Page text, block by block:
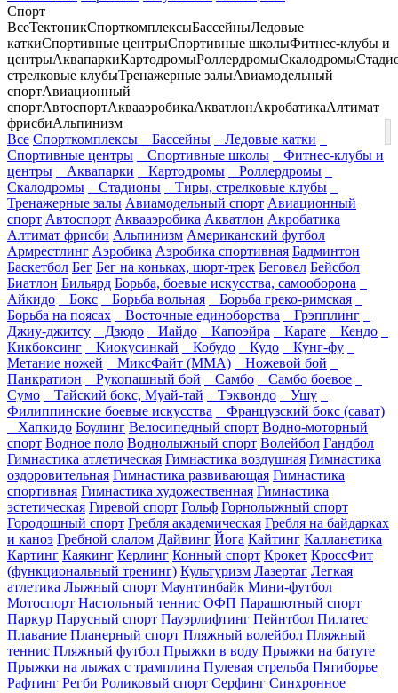
Спорт
ВсеТектоникСпорткомплексыБассейныЛедовые
каткиСпортивные центрыСпортивные школыФитнес-клубы и
центрыАквапаркиКартодромыРоллердромыСкалодромы
стрелковые клубыТренажерные залыАвиамодельный
спортАвиационный
спортАвтоспортАквааэробикаАкватлонАкробатикаАлтимат
фрисбиАльпинизм
Все Спорткомплексы Бассейны
Ледовые катки
Спортивные центры
Спортивные школы
Фитнес-клубы и
центры
Аквапарки Картодромы
Роллердромы
Скалодромы
Стадионы
Тиры, стрелковые клубы
Тренажерные залы Авиамодельный спорт Авиационный
спорт Автоспорт Аквааэробика Акватлон Акробатика
Алтимат фрисби Альпинизм Американский футбол
Армрестлинг Аэробика Аэробика спортивная Бадминтон
Баскетбол Бег Бег на коньках, шорт-трек Беговел Бейсбол
Биатлон Бильярд Борьба, боевые искусства, самооборона
Айкидо
Бокс Борьба вольная
Борьба греко-римская
Борьба на поясах
Восточные единоборства
Грэпплинг
Джиу-джитсу
Дзюдо Иайдо Капоэйра Карате
Кендо
Кикбоксинг
Киокусинкай Кобудо Кудо
Кунг-фу
Метание ножей
МиксФайт (ММА)
Ножевой бой
Панкратион
Рукопашный бой Самбо
Самбо боевое
Сумо
Тайский бокс, Муай-тай Тэквондо
Ушу
Филиппинские боевые искусства
Французский бокс (сават)
Хапкидо Боулинг Велосипедный спорт Водно-моторный
спорт Водное поло Воднолыжный спорт Волейбол Гандбол
Гимнастика атлетическая Гимнастика воздушная Гимнастика
оздоровительная Гимнастика развивающая Гимнастика
спортивная Гимнастика художественная Гимнастика
эстетическая Гиревой спорт Гольф Горнолыжный спорт
Городошный спорт Гребля академическая Гребля на байдарках
и каноэ Гребной слалом Дайвинг Йога Кайтинг Калланетика
Картинг Каякинг Керлинг Конный спорт Крокет КроссФит
(функциональный тренинг) Культуризм Лазертаг Легкая
атлетика Лыжный спорт Маунтинбайк Мини-футбол
Мотоспорт Настольный теннис ОФП Парашютный спорт
Паркур Парусный спорт Пауэрлифтинг Пейнтбол Пилатес
Плавание Планерный спорт Пляжный волейбол Пляжный
теннис Пляжный футбол Прыжки в воду Прыжки на батуте
Прыжки на лыжах с трамплина Пулевая стрельба Пятиборье
Рафтинг Регби Роликовый спорт Серфинг Синхронное